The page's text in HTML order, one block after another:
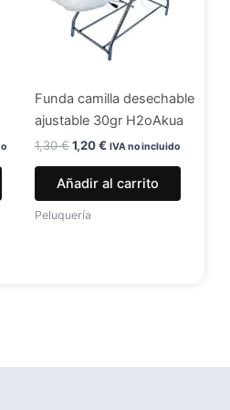
Funda camilla desechable
ajustable 30gr H2oAkua
1,30€1,20€ IVA no incluido
Añadir al carrito
Peluquería